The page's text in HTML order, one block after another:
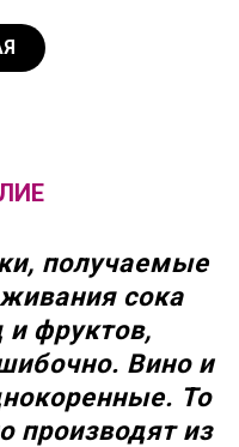
получаемые
сока
и фруктов,
Вино и
То
производят из